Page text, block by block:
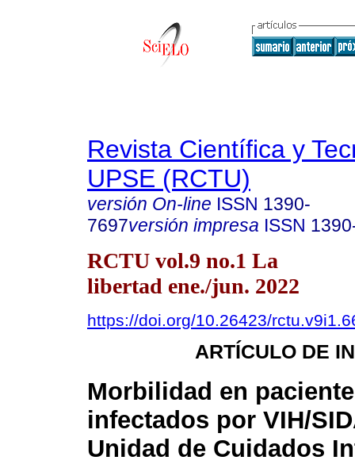
Revista Científica y
UPSE (RCTU)
versión On-line ISSN 1390-
7697versión impresa ISSN
RCTU vol.9 no.1 La
libertad ene./jun. 2022
https://doi.org/10.26423/
ARTÍCULO DE
Morbilidad en
infectados por VIH/
Unidad de Cuidados